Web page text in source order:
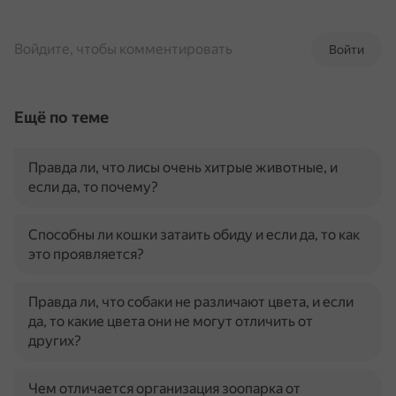
Войти
Войдите, чтобы комментировать
Ещё по теме
Правда ли, что лисы очень хитрые животные, и
если да, то почему?
Способны ли кошки затаить обиду и если да, то как
это проявляется?
Правда ли, что собаки не различают цвета, и если
да, то какие цвета они не могут отличить от
других?
Чем отличается организация зоопарка от